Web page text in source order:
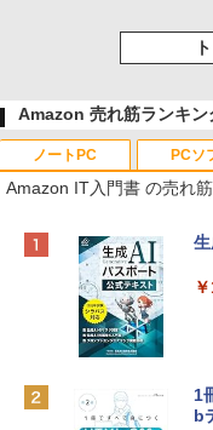
Amazon 売れ筋ランキン
ノートPC
e
PCソ
Amazon IT入門書 の売れ
1
b